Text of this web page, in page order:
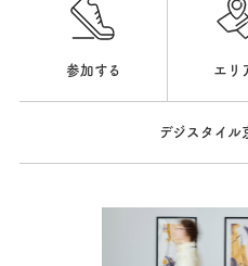
参加する エリ
デジスタイル